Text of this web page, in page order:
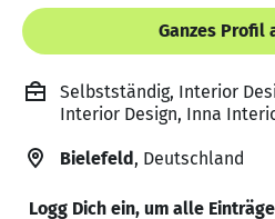
Ganzes Profil
Selbstständig, Interior
Interior Design, Inna
Bielefeld, Deutschland
Logg Dich ein, um alle